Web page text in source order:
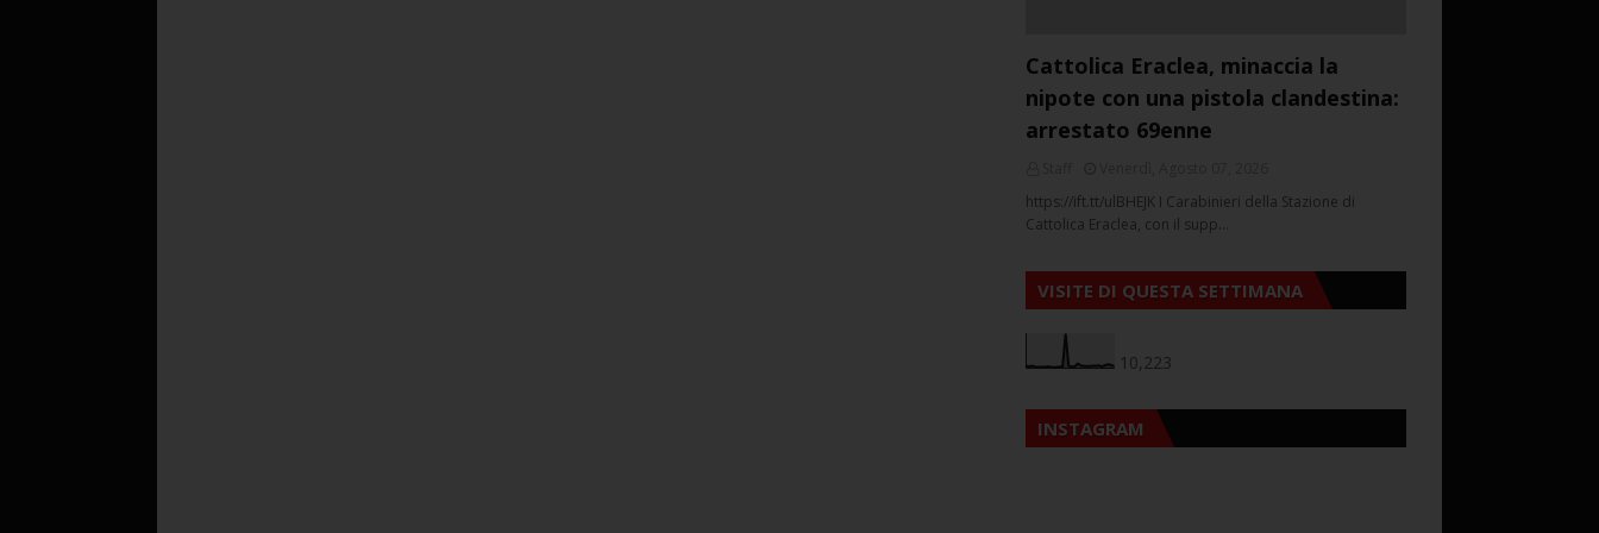
Cattolica Eraclea, minaccia la
nipote con una pistola clandestina:
arrestato 69enne
https://ift.tt/ulBHEJK I Carabinieri della Stazione di
Cattolica Eraclea, con il supp…
VISITE DI QUESTA SETTIMANA
10,223
INSTAGRAM